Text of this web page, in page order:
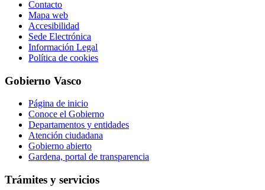
Contacto
Mapa web
Accesibilidad
Sede Electrónica
Información Legal
Política de cookies
Gobierno Vasco
Página de inicio
Conoce el Gobierno
Departamentos y entidades
Atención ciudadana
Gobierno abierto
Gardena, portal de transparencia
Trámites y servicios